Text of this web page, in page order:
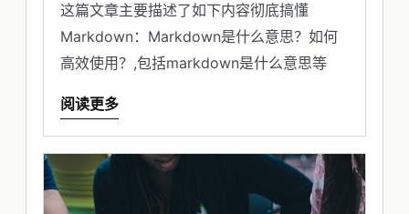
这篇文章主要描述了如下内容彻底搞懂
Markdown：Markdown是什么意思？如何
高效使用？,包括markdown是什么意思等
阅读更多